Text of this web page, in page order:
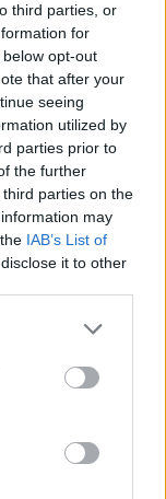
third parties, or
for
opt-out
that after your
seeing
utilized by
parties prior to
the further
parties on the
may
IAB’s List of
it to other
or more Google
may click to
party tags to
in below Google